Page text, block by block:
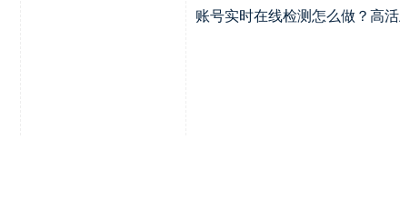
账号实时在线检测怎么做？高